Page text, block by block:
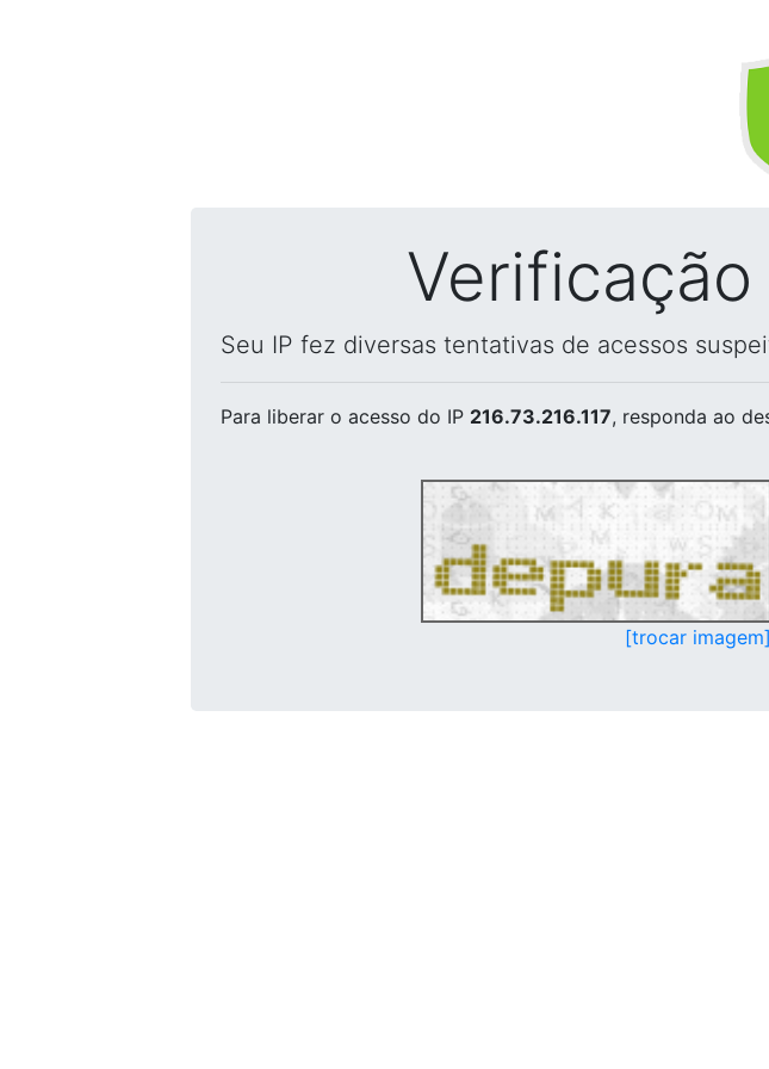
Seu IP fez diversas tentativas de acessos
Para liberar o acesso do IP 216.73.216.117, responda ao
[trocar imagem]